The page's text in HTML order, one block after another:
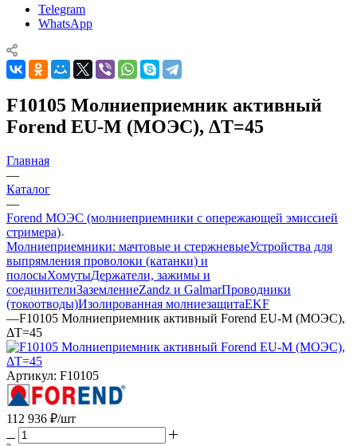
Telegram
WhatsApp
F10105 Молниеприемник активный
Forend EU-M (МОЭС), ΔT=45
Главная
—
Каталог
—
Forend МОЭС (молниеприемники с опережающей эмиссией
стримера)
Молниеприемники: мачтовые и стержневыеУстройства для
выпрямления проволоки (катанки) и
полосыХомутыДержатели, зажимы и
соединителиЗаземлениеZandz и GalmarПроводники
(токоотводы)Изолированная молниезащитаEKF
—F10105 Молниеприемник активный Forend EU-M (МОЭС),
ΔT=45
Артикул: F10105
112 936 ₽/шт